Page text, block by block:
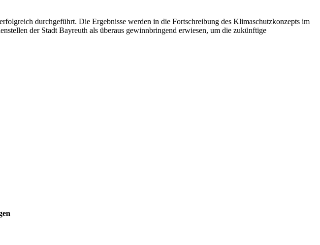
durchgeführt. Die Ergebnisse werden in die Fortschreibung des Klimaschutzkonzepts im
der Stadt Bayreuth als überaus gewinnbringend erwiesen, um die zukünftige